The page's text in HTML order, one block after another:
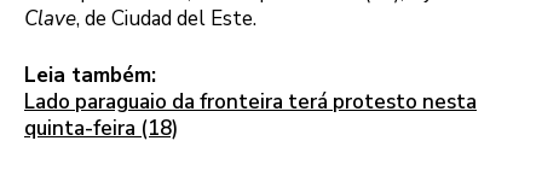
Clave, de Ciudad del Este.
Leia também:
Lado paraguaio da fronteira terá protesto nesta
quinta-feira (18)